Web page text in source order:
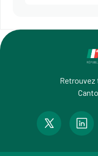
Retrouvez